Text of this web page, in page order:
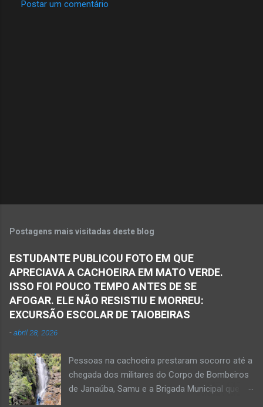
Postar um comentário
Postagens mais visitadas deste blog
ESTUDANTE PUBLICOU FOTO EM QUE
APRECIAVA A CACHOEIRA EM MATO VERDE.
ISSO FOI POUCO TEMPO ANTES DE SE
AFOGAR. ELE NÃO RESISTIU E MORREU:
EXCURSÃO ESCOLAR DE TAIOBEIRAS
-abril 28, 2026
Pessoas na cachoeira prestaram socorro até a
chegada dos militares do Corpo de Bombeiros
de Janaúba, Samu e a Brigada Municipal que